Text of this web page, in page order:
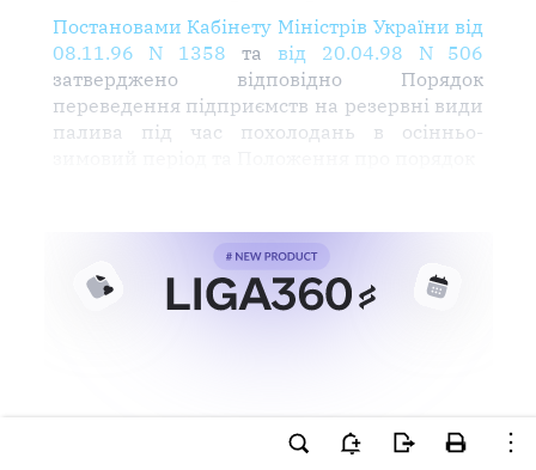
Постановами Кабінету Міністрів України від
08.11.96 N 1358 та від 20.04.98 N 506
затверджено відповідно Порядок
переведення підприємств на резервні види
палива під час похолодань в осінньо-
Ви намагаєтесь використати
інструменти для професійної